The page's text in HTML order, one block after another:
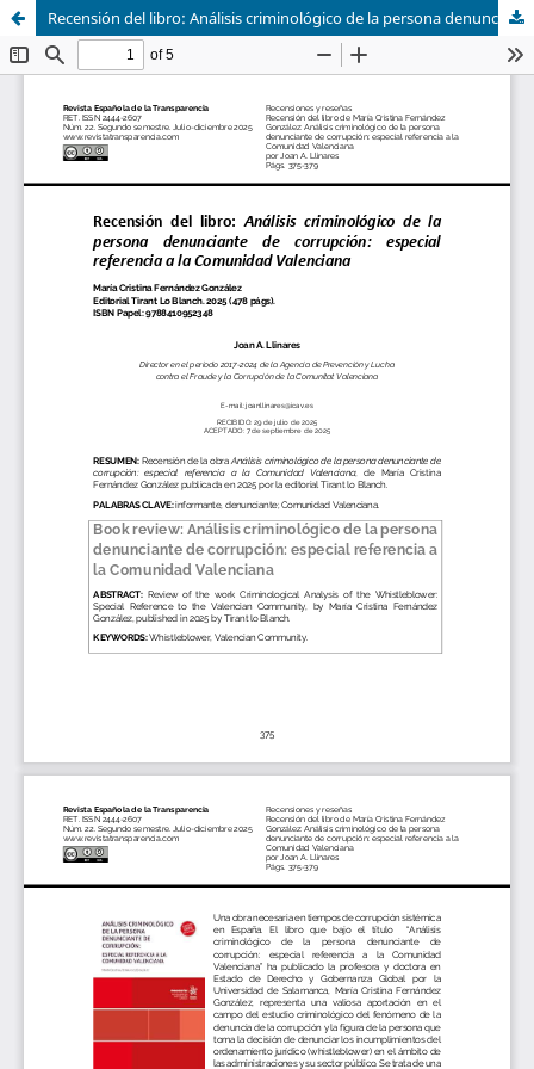
Recensión del libro: Análisis criminológico de la persona denunciante de corrupción: especial referencia a la Comunidad Valenciana